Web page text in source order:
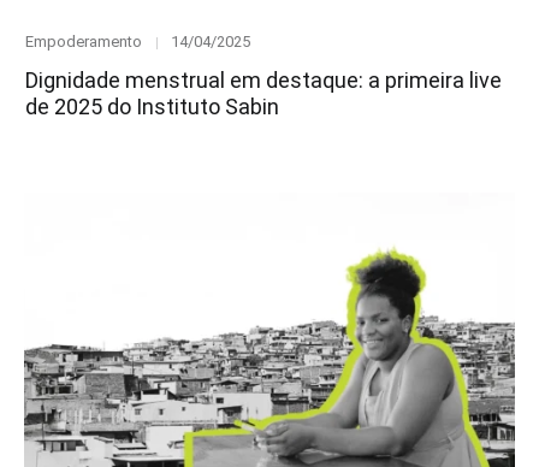
Category
Empoderamento
Posted
14/04/2025
Dignidade menstrual em destaque: a primeira live
de 2025 do Instituto Sabin